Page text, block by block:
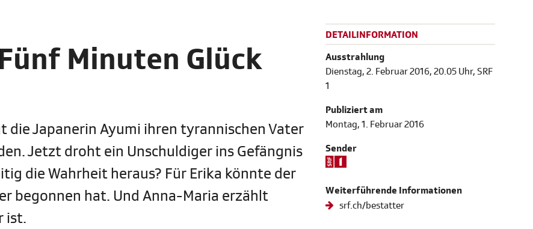
Minuten Glück
Japanerin Ayumi ihren tyrannischen Vater
Jetzt droht ein Unschuldiger ins Gefängnis
die Wahrheit heraus? Für Erika könnte der
begonnen hat. Und Anna-Maria erzählt
ist.
DETAILINFORMATION
Ausstrahlung
Dienstag, 2. Februar 2016, 20.05 Uhr, SRF
1
Publiziert am
Montag, 1. Februar 2016
Sender
Weiterführende Informationen
srf.ch/bestatter